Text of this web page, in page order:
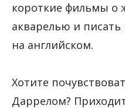
короткие фильмы о
акварелью и писать
на английском.
Хотите
Даррелом?